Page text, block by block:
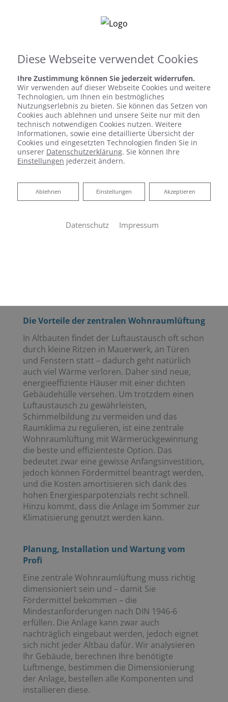
ZENTRALE
WOHNRAUMLÜFTUNG
Das ideale Raumklima zu jeder Jahreszeit
möglichst energieeffiziente Möglichkeit der
Lüftung? Sie wollen Sommer wie Winter ein
zentrale Wohnraumlüftung die ideale Lösung
für Sie. Als Fachbetrieb für Wohnraumlüftung
Die Vorteile der zentralen Wohnraumlüftung
In Altbauten findet der Luftaustausch oft schon
durch kleine Ritzen in Mauerwerk, an Türen
und Fenstern statt – dadurch geht natürlich
auch viel Wärme verloren. Daher sind neue,
energieeffiziente Häuser mit einer dichten
Gebäudehülle versehen. Um trotzdem einen
Luftaustausch zu gewährleisten,
Schimmelbildung zu vermeiden und das
Raumklima zu regulieren, ist eine zentrale
Wohnraumlüftung mit Wärmerückgewinnung
die beste und effizienteste Option. Das
bedeutet zwar eine gewisse Anfangsinvestition,
jedoch können Fördermittel beantragt werden,
und die Kosten amortisieren sich dank des
hohen Energiesparpotenzials recht schnell.
Hinzu kommt, dass die Anlage im Sommer zur
Klimatisierung genutzt werden kann.
Planung, Installation und Wartung vom
Profi
Eine zentrale Wohnraumlüftung muss richtig
dimensioniert sein und – damit Sie
Fördermittel bekommen – die
Mindestanforderungen nach DIN 1946-6
erfüllen. Die Anlage kann zwar auch
nachträglich eingebaut werden, jedoch eignet
sich nicht jeder Altbau dafür. Wir analysieren
Ihr Gebäude, berechnen Ihre benötigte
Luftmenge, bestimmen die Dimensionierung
der Anlage, bestellen alle Komponenten und
installieren diese.
Diese Webseite verwendet Cookies
Ihre Zustimmung können Sie jederzeit widerrufen.
Wir verwenden auf dieser Webseite Cookies und weitere
Technologien, um Ihnen ein bestmögliches
Nutzungserlebnis zu bieten. Sie können das Setzen von
Cookies auch ablehnen und unsere Seite nur mit den
technisch notwendigen Cookies nutzen. Weitere
Informationen, sowie eine detaillierte Übersicht der
Cookies und eingesetzten Technologien finden Sie in
unserer Datenschutzerklärung. Sie können Ihre
Einstellungen jederzeit ändern.
Akzeptieren
Einstellungen
Ablehnen
Ablehnen
Datenschutz Impressum